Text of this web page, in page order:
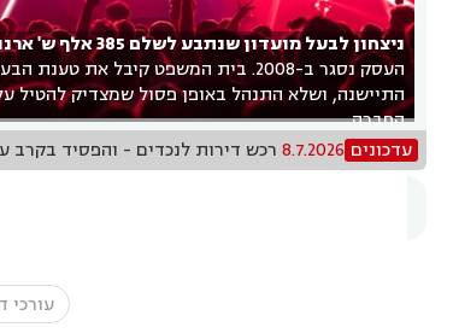
ניצחון לבעל מועדון שנתבע לשלם 385 אלף ש' ארנונה
העסק נסגר ב-2008. בית המשפט קיבל את
התיישנה, ושלא התנהל באופן פסול שמצדיק להטיל
החברה
עדכונים 30.6.2026מיסוי בהתחדשות עירונית: מה